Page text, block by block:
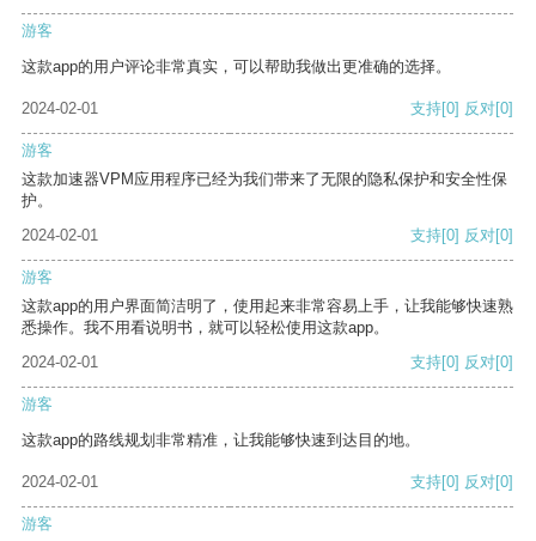
游客
这款app的用户评论非常真实，可以帮助我做出更准确的选择。
2024-02-01 支持[0] 反对[0]
游客
这款加速器VPM应用程序已经为我们带来了无限的隐私保护和安全性保
护。
2024-02-01
支持[0] 反对[0]
游客
这款app的用户界面简洁明了，使用起来非常容易上手，让我能够快速熟
悉操作。我不用看说明书，就可以轻松使用这款app。
2024-02-01
支持[0] 反对[0]
游客
这款app的路线规划非常精准，让我能够快速到达目的地。
2024-02-01 支持[0] 反对[0]
游客